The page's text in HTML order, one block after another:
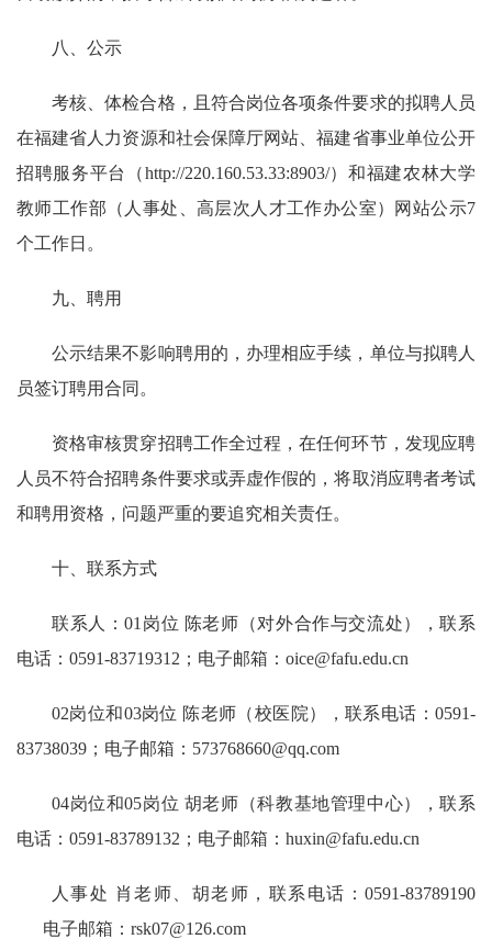
八、公示
考核、体检合格，且符合岗位各项条件要求的拟聘人员
在福建省人力资源和社会保障厅网站、福建省事业单位公开
招聘服务平台（http://220.160.53.33:8903/）和福建农林大学
教师工作部（人事处、高层次人才工作办公室）网站公示7
个工作日。
九、聘用
公示结果不影响聘用的，办理相应手续，单位与拟聘人
员签订聘用合同。
资格审核贯穿招聘工作全过程，在任何环节，发现应聘
人员不符合招聘条件要求或弄虚作假的，将取消应聘者考试
和聘用资格，问题严重的要追究相关责任。
十、联系方式
联系人：01岗位 陈老师（对外合作与交流处），联系
电话：0591-83719312；电子邮箱：oice@fafu.edu.cn
02岗位和03岗位 陈老师（校医院），联系电话：0591-
83738039；电子邮箱：573768660@qq.com
04岗位和05岗位 胡老师（科教基地管理中心），联系
电话：0591-83789132；电子邮箱：huxin@fafu.edu.cn
人事处 肖老师、胡老师，联系电话：0591-83789190
电子邮箱：rsk07@126.com